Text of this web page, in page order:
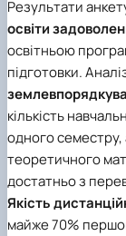
Результати
освіти
освітньою
підготовки.
кількість
одного семестру,
теоретичного
достатньо з
Якість
майже 70%